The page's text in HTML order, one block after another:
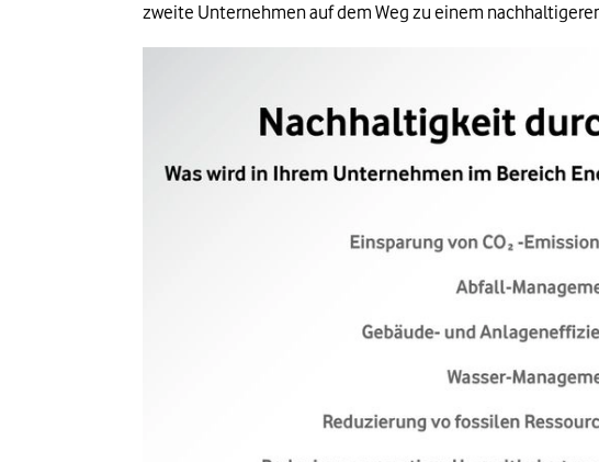
zweite Unternehmen auf dem Weg zu einem